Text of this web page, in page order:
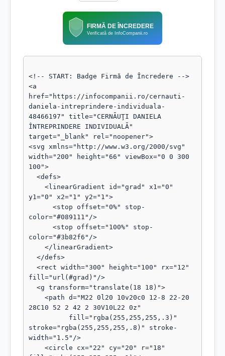
FIRMĂ DE ÎNCREDERE
Verificată de InfoCompanii.ro
<!-- START: Badge Firmă de Încredere -->
<a
href="https://infocompanii.ro/cernauti-
daniela-intreprindere-individuala-
48466197" title="CERNĂUŢI DANIELA
ÎNTREPRINDERE INDIVIDUALĂ"
target="_blank" rel="noopener">
<svg xmlns="http://www.w3.org/2000/svg"
width="200" height="66" viewBox="0 0 300
100">
y1="0" x2="1" y2="1">
color="#089111"/>
color="#3b82f6"/>
fill="url(#grad)"/>
28C10 52 2 42 2 30V10L22 0z"
stroke="rgba(255,255,255,.8)" stroke-
width="1.5"/>